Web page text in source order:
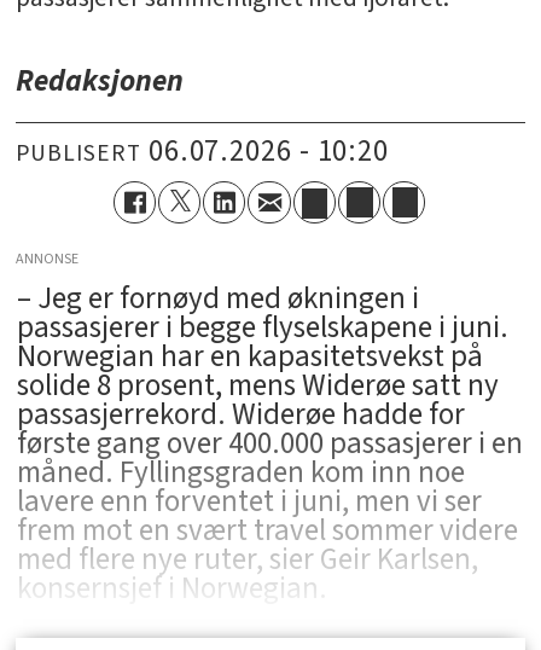
Redaksjonen
PUBLISERT 06.07.2026 - 10:20
ANNONSE
– Jeg er fornøyd med økningen i
passasjerer i begge flyselskapene i juni.
Norwegian har en kapasitetsvekst på
solide 8 prosent, mens Widerøe satt ny
passasjerrekord. Widerøe hadde for
første gang over 400.000 passasjerer i en
måned. Fyllingsgraden kom inn noe
lavere enn forventet i juni, men vi ser
frem mot en svært travel sommer videre
med flere nye ruter, sier Geir Karlsen,
konsernsjef i Norwegian.